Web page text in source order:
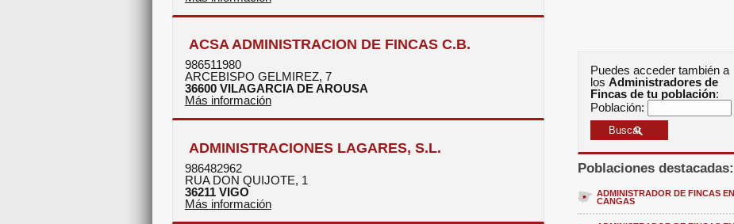
ACSA ADMINISTRACION DE FINCAS C.B.
986511980
ARCEBISPO GELMIREZ, 7
36600 VILAGARCIA DE AROUSA
Más información
ADMINISTRACIONES LAGARES, S.L.
986482962
RUA DON QUIJOTE, 1
36211 VIGO
Más información
Puedes acceder también a
los Administradores de
Fincas de tu población:
Población:
Poblaciones destacadas:
ADMINISTRADOR DE FINCAS EN
CANGAS